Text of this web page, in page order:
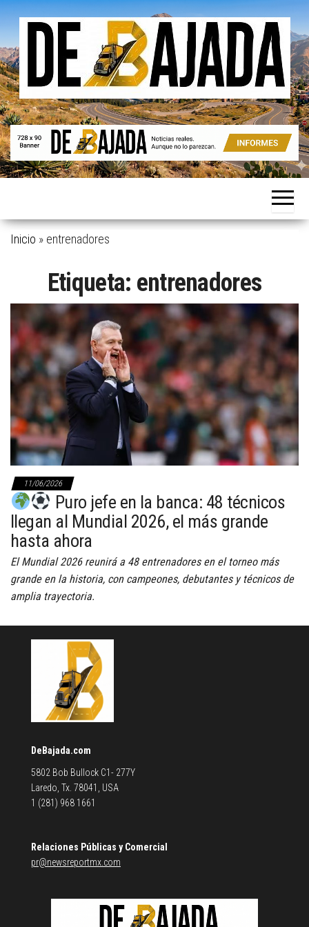
Saltar
contenido
De
Bajada
Noticias
Aunque
parezcan.
Inicio » entrenadores
Etiqueta: entrenadores
11/06/2026
Puro jefe en la banca: 48 técnicos
llegan al Mundial 2026, el más grande
hasta ahora
El Mundial 2026 reunirá a 48 entrenadores en el torneo más
grande en la historia, con campeones, debutantes y técnicos de
amplia trayectoria.
DeBajada.com
5802 Bob Bullock C1- 277Y
Laredo, Tx. 78041, USA
1 (281) 968 1661
Relaciones Públicas y Comercial
pr@newsreportmx.com